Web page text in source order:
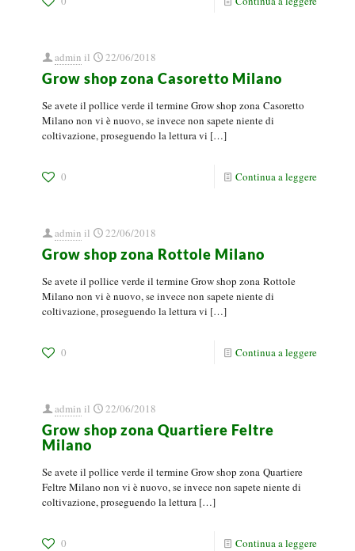
admin il 22/06/2018
Grow shop zona Casoretto Milano
Se avete il pollice verde il termine Grow shop zona Casoretto
Milano non vi è nuovo, se invece non sapete niente di
coltivazione, proseguendo la lettura vi […]
0 Continua a leggere
admin il 22/06/2018
Grow shop zona Rottole Milano
Se avete il pollice verde il termine Grow shop zona Rottole
Milano non vi è nuovo, se invece non sapete niente di
coltivazione, proseguendo la lettura vi […]
0 Continua a leggere
admin il 22/06/2018
Grow shop zona Quartiere Feltre
Milano
Se avete il pollice verde il termine Grow shop zona Quartiere
Feltre Milano non vi è nuovo, se invece non sapete niente di
coltivazione, proseguendo la lettura […]
0 Continua a leggere